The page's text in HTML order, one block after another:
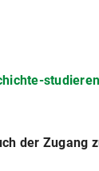
der Zugang